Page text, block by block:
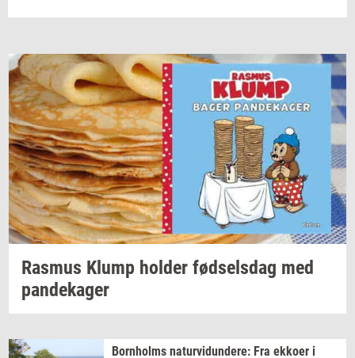
Ras­mus Klump hol­der fød­sels­dag med
pan­de­ka­ger
Born­holms na­tur­vi­dun­de­re: Fra ek­ko­er i